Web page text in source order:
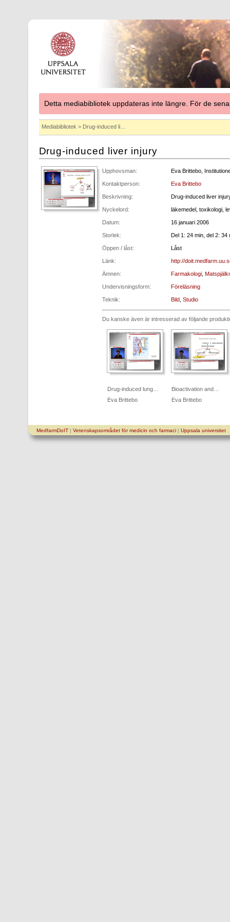
Detta mediabibliotek uppdateras inte längre. För de
Mediabibliotek > Drug-induced li…
Drug-induced liver injury
Upphovsman: Eva Brittebo,
Kontaktperson: Eva Brittebo
Beskrivning: Drug-induced liver
Nyckelord: läkemedel, toxikologi,
Datum: 16 januari 2006
Storlek: Del 1: 24 min, del 2: 34
Öppen / låst: Låst
Länk: http://
Ämnen: Farmakologi,
Undervisningsform: Föreläsning
Teknik: Bild, Studio
Du kanske även är intresserad av följande
Drug-induced lung…
Eva Brittebo
Bioactivation and…
Eva Brittebo
MedfarmDoIT| Vetenskapsområdet för medicin och farmaci| Uppsala universitet